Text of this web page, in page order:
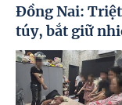
Đồng Nai:
túy, bắt giữ